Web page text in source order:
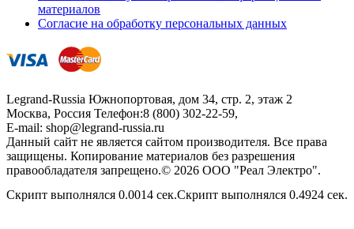
материалов
Согласие на обработку персональных данных
Legrand-Russia Южнопортовая, дом 34, стр. 2, этаж 2
Москва, Россия Телефон:8 (800) 302-22-59,
E-mail: shop@legrand-russia.ru
Данный сайт не является сайтом производителя. Все права
защищены. Копирование материалов без разрешения
правообладателя запрещено.© 2026 ООО "Реал Электро".
Скрипт выполнялся 0.0014 сек.Скрипт выполнялся 0.4924 сек.